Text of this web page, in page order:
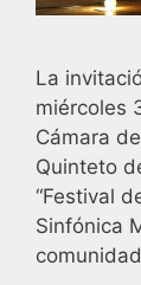
La
miércoles
Cámara
Quinteto
“Festival
Sinfónica